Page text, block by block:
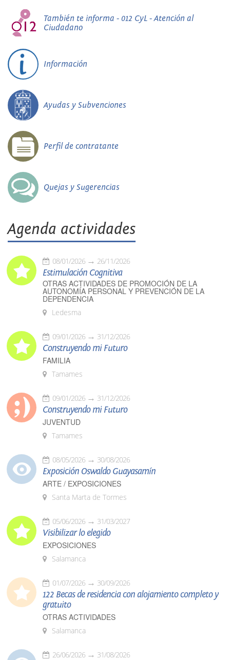
También te informa - 012 CyL - Atención al
Ciudadano
Información
Ayudas y Subvenciones
Perfil de contratante
Quejas y Sugerencias
Agenda actividades
08/01/2026 26/11/2026
Estimulación Cognitiva
OTRAS ACTIVIDADES DE PROMOCIÓN DE LA
AUTONOMÍA PERSONAL Y PREVENCIÓN DE LA
DEPENDENCIA
Ledesma
09/01/2026 31/12/2026
Construyendo mi Futuro
FAMILIA
Tamames
09/01/2026 31/12/2026
Construyendo mi Futuro
JUVENTUD
Tamames
08/05/2026 30/08/2026
Exposición Oswaldo Guayasamín
ARTE / EXPOSICIONES
Santa Marta de Tormes
05/06/2026 31/03/2027
Visibilizar lo elegido
EXPOSICIONES
Salamanca
01/07/2026 30/09/2026
122 Becas de residencia con alojamiento completo y
gratuito
OTRAS ACTIVIDADES
Salamanca
26/06/2026 31/08/2026